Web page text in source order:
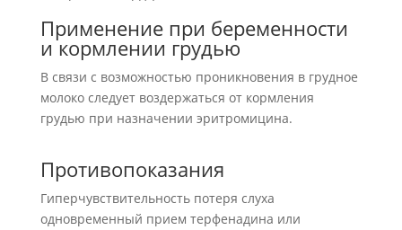
Применение при беременности
и кормлении грудью
В связи с возможностью проникновения в грудное
молоко следует воздержаться от кормления
грудью при назначении эритромицина.
Противопоказания
Гиперчувствительность потеря слуха
одновременный прием терфенадина или